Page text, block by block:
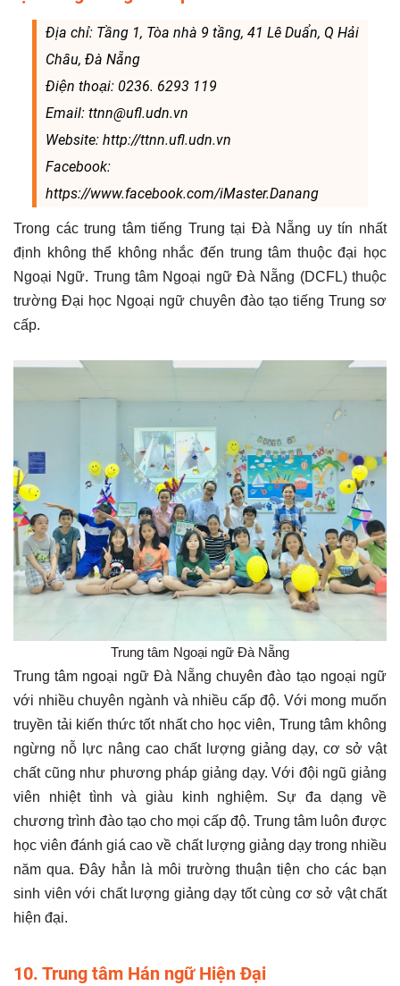
Địa chỉ: Tầng 1, Tòa nhà 9 tầng, 41 Lê Duẩn, Q Hải
Châu, Đà Nẵng
Điện thoại: 0236. 6293 119
Email: ttnn@ufl.udn.vn
Website: http://ttnn.ufl.udn.vn
Facebook:
https://www.facebook.com/iMaster.Danang
Trong các trung tâm tiếng Trung tại Đà Nẵng uy tín nhất
định không thể không nhắc đến trung tâm thuộc đại học
Ngoại Ngữ. Trung tâm Ngoại ngữ Đà Nẵng (DCFL) thuộc
trường Đại học Ngoại ngữ chuyên đào tạo tiếng Trung sơ
cấp.
Trung tâm Ngoại ngữ Đà Nẵng
Trung tâm ngoại ngữ Đà Nẵng chuyên đào tạo ngoại ngữ
với nhiều chuyên ngành và nhiều cấp độ. Với mong muốn
truyền tải kiến thức tốt nhất cho học viên, Trung tâm không
ngừng nỗ lực nâng cao chất lượng giảng dạy, cơ sở vật
chất cũng như phương pháp giảng dạy. Với đội ngũ giảng
viên nhiệt tình và giàu kinh nghiệm. Sự đa dạng về
chương trình đào tạo cho mọi cấp độ. Trung tâm luôn được
học viên đánh giá cao về chất lượng giảng dạy trong nhiều
năm qua. Đây hẳn là môi trường thuận tiện cho các bạn
sinh viên với chất lượng giảng dạy tốt cùng cơ sở vật chất
hiện đại.
10. Trung tâm Hán ngữ Hiện Đại